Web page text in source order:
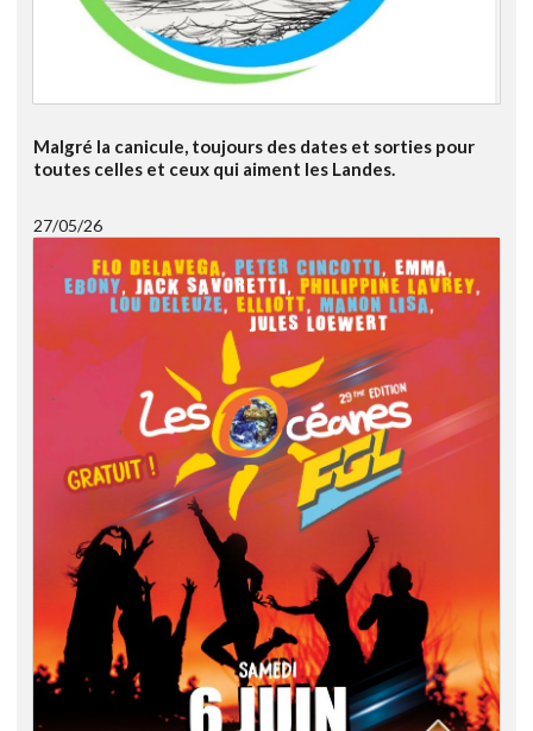
Malgré la canicule, toujours des dates et sorties pour
toutes celles et ceux qui aiment les Landes.
27/05/26